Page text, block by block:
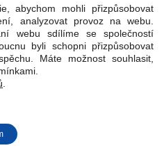
abychom mohli přizpůsobovat
analyzovat provoz na webu.
webu sdílíme se společností
byli schopni přizpůsobovat
Máte možnost souhlasit,